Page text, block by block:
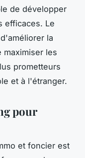
de développer
efficaces. Le
la
maximiser les
prometteurs
et à l'étranger.
pour
et foncier est